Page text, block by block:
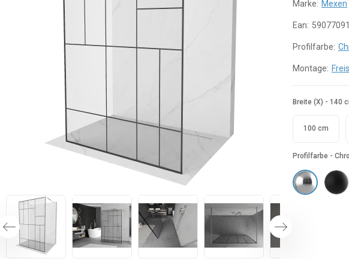
Marke: Mexen
Ean:
Profilfarbe:
Montage:
Profilfarbe -
Breite (X) - 140
100 cm